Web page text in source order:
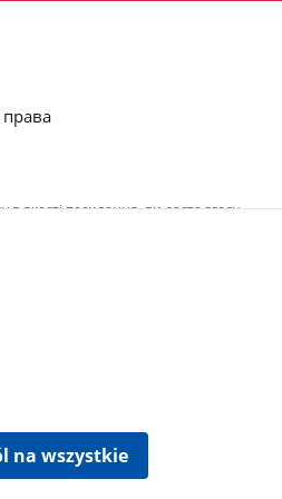
права
якості посилання, ви даєте згоду
na wszystkie